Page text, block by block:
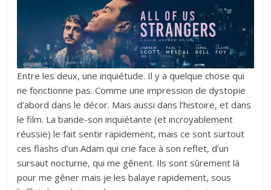
Entre les deux, une inquiétude. Il y a quelque chose qui
ne fonctionne pas. Comme une impression de dystopie
d’abord dans le décor. Mais aussi dans l’histoire, et dans
le film. La bande-son inquiétante (et incroyablement
réussie) le fait sentir rapidement, mais ce sont surtout
ces flashs d’un Adam qui crie face à son reflet, d’un
sursaut nocturne, qui me gênent. Ils sont sûrement là
pour me gêner mais je les balaye rapidement, sous